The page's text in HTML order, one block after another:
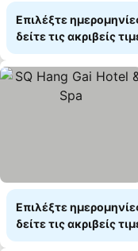
Επιλέξτε
δείτε τις ακριβείς
Επιλέξτε
δείτε τις ακριβείς